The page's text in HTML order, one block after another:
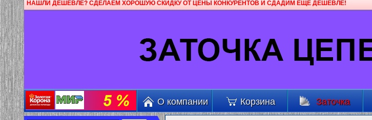
НАШЛИ ДЕШЕВЛЕ? СДЕЛАЕМ ХОРОШУЮ СКИДКУ ОТ ЦЕНЫ КОНКУРЕНТОВ И СДАДИМ ЕЩЕ ДЕШЕВЛЕ!
О компании Корзина Заточка